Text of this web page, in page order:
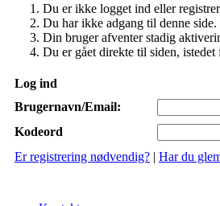
Du er ikke logget ind eller
Du har ikke adgang til denne
Din bruger afventer stadig
Du er gået direkte til siden,
Log ind
Brugernavn/Email:
Kodeord
Er registrering nødvendig? | Har du